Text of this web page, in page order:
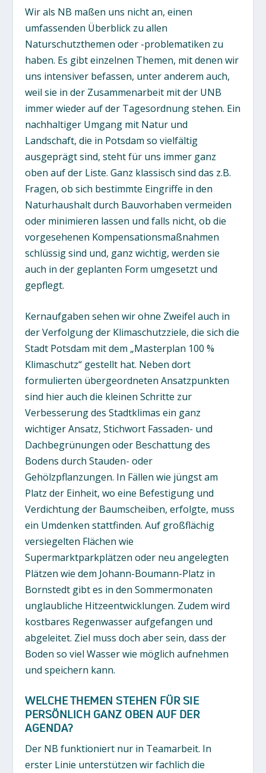
Wir als NB maßen uns nicht an, einen
umfassenden Überblick zu allen
Naturschutzthemen oder -problematiken zu
haben. Es gibt einzelnen Themen, mit denen wir
uns intensiver befassen, unter anderem auch,
weil sie in der Zusammenarbeit mit der UNB
immer wieder auf der Tagesordnung stehen. Ein
nachhaltiger Umgang mit Natur und
Landschaft, die in Potsdam so vielfältig
ausgeprägt sind, steht für uns immer ganz
oben auf der Liste. Ganz klassisch sind das z.B.
Fragen, ob sich bestimmte Eingriffe in den
Naturhaushalt durch Bauvorhaben vermeiden
oder minimieren lassen und falls nicht, ob die
vorgesehenen Kompensationsmaßnahmen
schlüssig sind und, ganz wichtig, werden sie
auch in der geplanten Form umgesetzt und
gepflegt.
Kernaufgaben sehen wir ohne Zweifel auch in
der Verfolgung der Klimaschutzziele, die sich die
Stadt Potsdam mit dem „Masterplan 100 %
Klimaschutz“ gestellt hat. Neben dort
formulierten übergeordneten Ansatzpunkten
sind hier auch die kleinen Schritte zur
Verbesserung des Stadtklimas ein ganz
wichtiger Ansatz, Stichwort Fassaden- und
Dachbegrünungen oder Beschattung des
Bodens durch Stauden- oder
Gehölzpflanzungen. In Fällen wie jüngst am
Platz der Einheit, wo eine Befestigung und
Verdichtung der Baumscheiben, erfolgte, muss
ein Umdenken stattfinden. Auf großflächig
versiegelten Flächen wie
Supermarktparkplätzen oder neu angelegten
Plätzen wie dem Johann-Boumann-Platz in
Bornstedt gibt es in den Sommermonaten
unglaubliche Hitzeentwicklungen. Zudem wird
kostbares Regenwasser aufgefangen und
abgeleitet. Ziel muss doch aber sein, dass der
Boden so viel Wasser wie möglich aufnehmen
und speichern kann.
WELCHE THEMEN STEHEN FÜR SIE
PERSÖNLICH GANZ OBEN AUF DER
AGENDA?
Der NB funktioniert nur in Teamarbeit. In
erster Linie unterstützen wir fachlich die